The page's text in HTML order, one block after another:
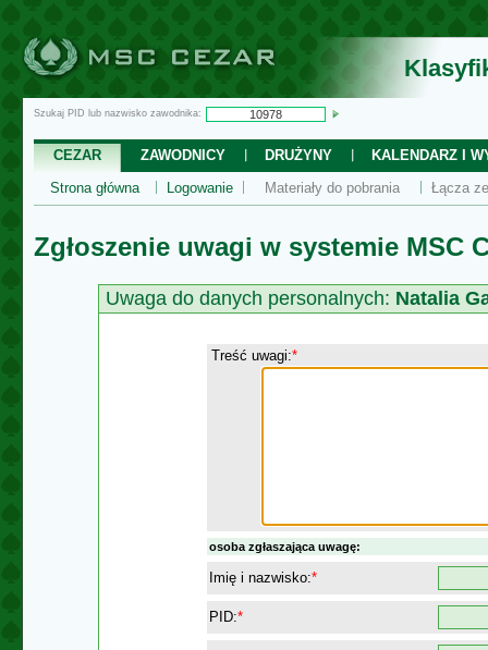
Szukaj PID lub nazwisko zawodnika:
CEZAR ZAWODNICY DRUŻYNY
KALENDARZ I
Strona główna
Logowanie Materiały do pobrania Łącza
Zgłoszenie uwagi w systemie MSC
Uwaga do danych personalnych: Natalia
Treść uwagi:*
osoba zgłaszająca uwagę:
Imię i nazwisko:*
PID:*